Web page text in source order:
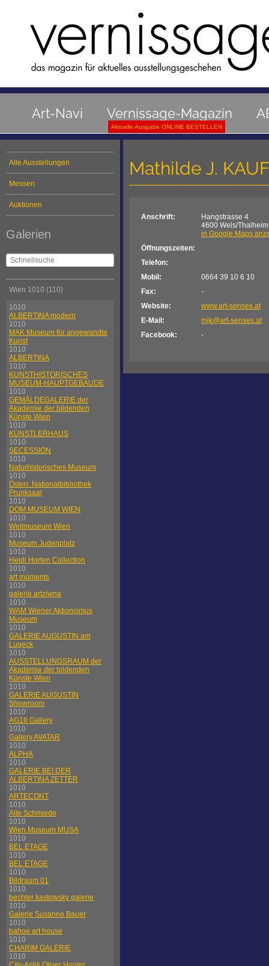
Art-Navi Vernissage-Magazin
Aktuelle Ausgabe ONLINE BESTELLEN
Alle Ausstellungen
Messen
Auktionen
Galerien
Wien 1010 (110)
1010
ALBERTINA modern
1010
MAK Museum für angewandte
Kunst
1010
ALBERTINA
1010
KUNSTHISTORISCHES
MUSEUM-HAUPTGEBÄUDE
1010
GEMÄLDEGALERIE der
Akademie der bildenden
Künste Wien
1010
KÜNSTLERHAUS
1010
SECESSION
1010
Naturhistorisches Museum
1010
Österr. Nationalbibliothek
Prunksaal
1010
DOM MUSEUM WIEN
1010
Weltmuseum Wien
1010
Museum Judenplatz
1010
Heidi Horten Collection
1010
art moments
1010
galerie artziwna
1010
WAM Wiener Aktionismus
Museum
1010
GALERIE AUGUSTIN am
Lugeck
1010
AUSSTELLUNGSRAUM der
Akademie der bildenden
Künste Wien
1010
GALERIE AUGUSTIN
Showroom
1010
AG18 Gallery
1010
Gallery AVATAR
1010
ALPHA
1010
GALERIE BEI DER
ALBERTINA ZETTER
1010
ARTECONT
1010
Alte Schmiede
1010
Wien Museum MUSA
1010
BEL ETAGE
1010
BEL ETAGE
1010
Bildraum 01
1010
bechter kastowsky galerie
1010
Galerie Susanne Bauer
1010
bahoe art house
1010
CHARIM GALERIE
1010
Mathilde J.
Anschrift:
Hangstrasse 4
4600 Wels/Thalheim
in Google Maps
Öffnungszeiten:
Telefon:
Mobil:
0664 39 10 6 10
Fax:
-
Website:
www.art-senses.at
E-Mail:
mjk@art-senses.at
Facebook:
-